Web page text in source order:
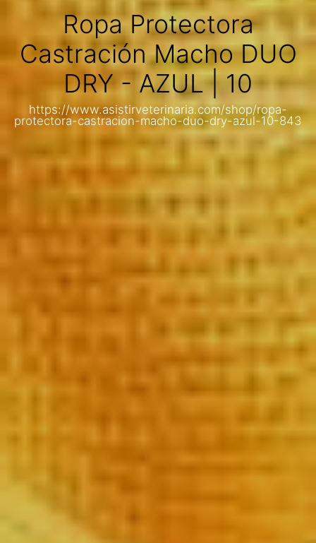
Ropa Protectora
Castración Macho DUO
DRY - AZUL | 10
https://www.asistirveterinaria.com/shop/ropa-
protectora-castracion-macho-duo-dry-azul-10-843